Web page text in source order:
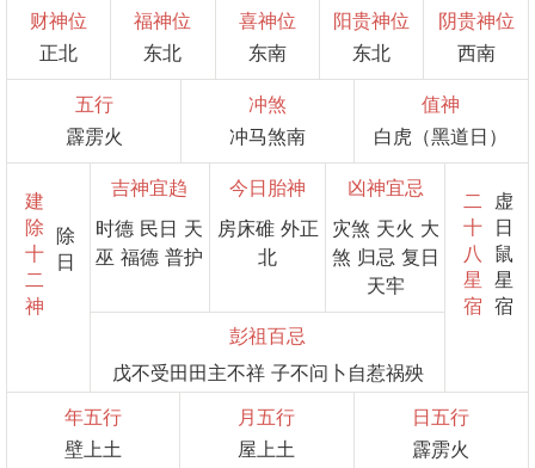
财神位
正北
福神位
东北
喜神位
东南
阳贵神位
东北
阴贵神位
西南
五行
霹雳火
冲煞
冲马煞南
值神
白虎（黑道日）
建
除
十
二
神
除
日
吉神宜趋
时德 民日 天
巫 福德 普护
今日胎神
房床碓 外正
北
凶神宜忌
灾煞 天火 大
煞 归忌 复日
天牢
彭祖百忌
戊不受田田主不祥 子不问卜自惹祸殃
二
十
八
星
宿
虚
日
鼠
星
宿
年五行
壁上土
月五行
屋上土
日五行
霹雳火